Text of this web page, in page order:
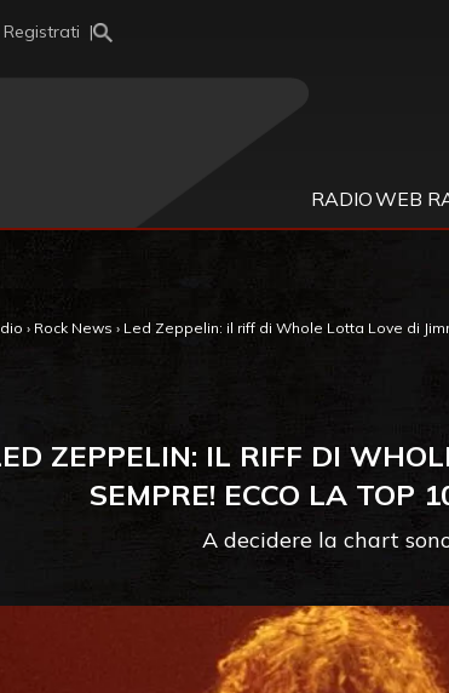
RADIOWEB
› Rock News › Led Zeppelin: il riff di Whole Lotta Love di
ZEPPELIN: IL RIFF DI
SEMPRE! ECCO LA TOP
A decidere la chart